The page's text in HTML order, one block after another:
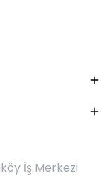
İş Merkezi